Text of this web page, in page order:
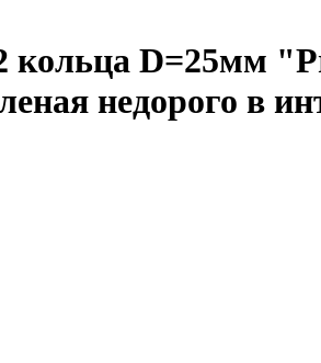
кольца D=25мм
недорого в